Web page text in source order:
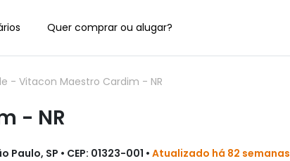
Quer comprar ou alugar?
- Vitacon Maestro Cardim - NR
- NR
SP • CEP: 01323-001 • Atualizado há 82 semanas